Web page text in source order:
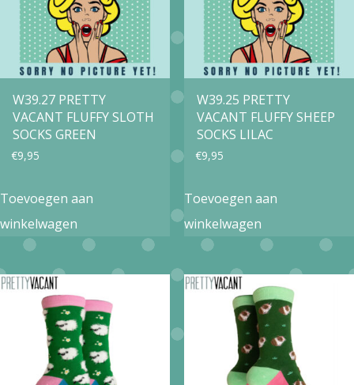
W39.27 PRETTY
VACANT FLUFFY SLOTH
SOCKS GREEN
€9,95
Toevoegen aan
winkelwagen
W39.25 PRETTY
VACANT FLUFFY SHEEP
SOCKS LILAC
€9,95
Toevoegen aan
winkelwagen